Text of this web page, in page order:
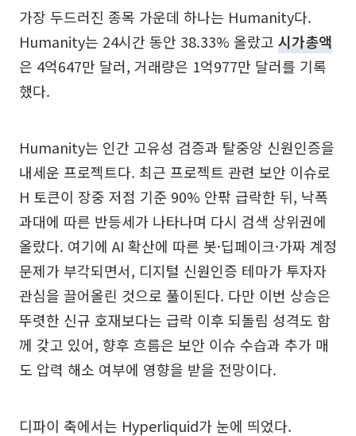
가장 두드러진 종목 가운데 하나는 Humanity다.
Humanity는 24시간 동안 38.33% 올랐고 시가총액
은 4억647만 달러, 거래량은 1억977만 달러를 기록
했다.
Humanity는 인간 고유성 검증과 탈중앙 신원인증을
내세운 프로젝트다. 최근 프로젝트 관련 보안 이슈로
H 토큰이 장중 저점 기준 90% 안팎 급락한 뒤, 낙폭
과대에 따른 반등세가 나타나며 다시 검색 상위권에
올랐다. 여기에 AI 확산에 따른 봇·딥페이크·가짜 계정
문제가 부각되면서, 디지털 신원인증 테마가 투자자
관심을 끌어올린 것으로 풀이된다. 다만 이번 상승은
뚜렷한 신규 호재보다는 급락 이후 되돌림 성격도 함
께 갖고 있어, 향후 흐름은 보안 이슈 수습과 추가 매
도 압력 해소 여부에 영향을 받을 전망이다.
디파이 축에서는 Hyperliquid가 눈에 띄었다.